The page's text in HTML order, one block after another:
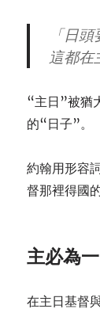
「日
這都在
“主日”被猶
的“日子”。
約翰用形容
督那裡得國
主必為
在主日基督